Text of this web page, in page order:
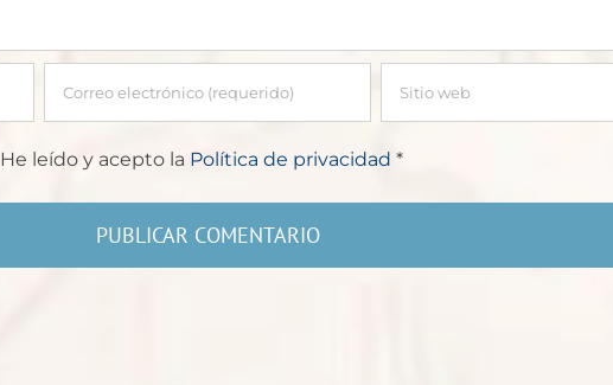
He leído y acepto la Política de privacidad*